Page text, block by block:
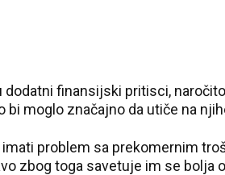
dodatni finansijski pritisci,
bi moglo značajno da utiče na
imati problem sa prekomernim
zbog toga savetuje im se bolja